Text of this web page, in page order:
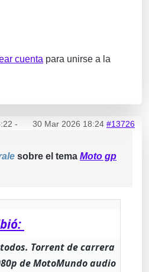
cuenta para unirse a la
- 30 Mar 2026 18:24 #13726
sobre el tema Moto gp
Torrent de carrera
de MotoMundo audio